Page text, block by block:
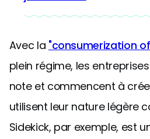
Avec la "consumerization
plein régime, les
note et commencent à
utilisent leur nature légère
Sidekick, par exemple, est